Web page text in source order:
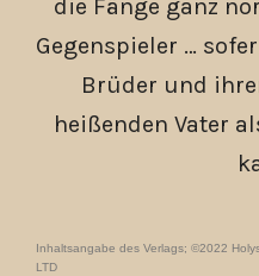
die Fänge ganz
Gegenspieler …
Brüder und
heißenden Vater
Inhaltsangabe des Verlags; ©2022
LTD